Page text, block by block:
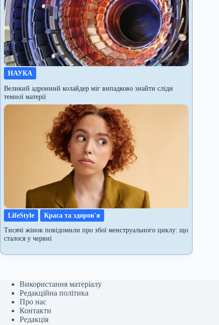
НАУКА
Великий адронний колайдер міг випадково знайти сліди
темної матерії
LifeStyle
Краса та здоров'я
Тисячі жінок повідомили про збої менструального циклу: що
сталося у червні
Використання матеріалу
Редакційна політика
Про нас
Контакти
Редакція